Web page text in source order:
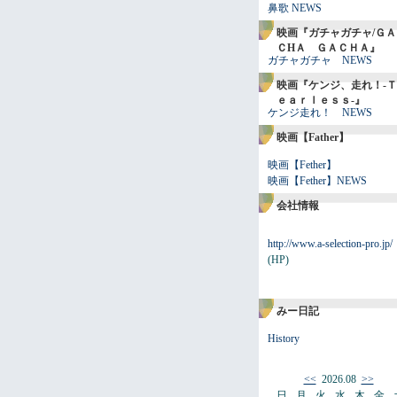
鼻歌 NEWS
映画『ガチャガチャ/ＧＡ
ＣHＡ ＧＡＣＨＡ』
ガチャガチャ NEWS
映画『ケンジ、走れ！-Ｔ
ｅａｒｌｅｓｓ-』
ケンジ走れ！ NEWS
映画【Father】
映画【Fether】
映画【Fether】NEWS
会社情報
http://www.a-selection-pro.jp/
(HP)
みー日記
History
<<2026.08 >>